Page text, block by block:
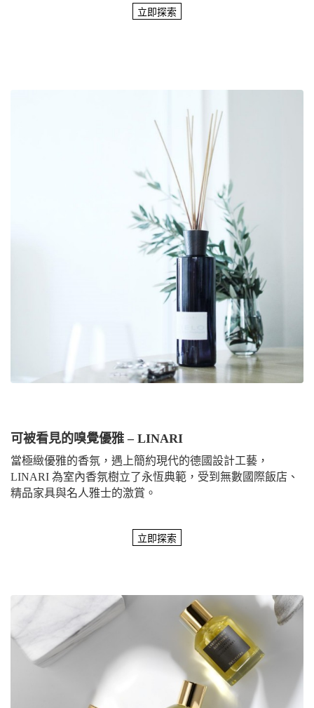
可被看見的嗅覺優雅 – LINARI
當極緻優雅的香氛，遇上簡約現代的德國設計工藝，
LINARI 為室內香氛樹立了永恆典範，受到無數國際飯店、
精品家具與名人雅士的激賞。